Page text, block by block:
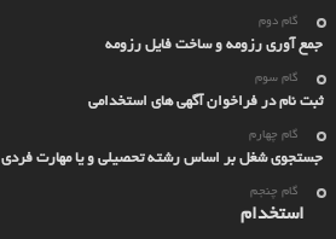
گام دوم
جمع آوری رزومه و ساخت فایل رزومه
گام سوم
ثبت نام در فراخوان آگهی های استخدامی
گام چهارم
جستجوی شغل بر اساس رشته تحصیلی و یا مهارت فردی
گام چنجم
استخدام